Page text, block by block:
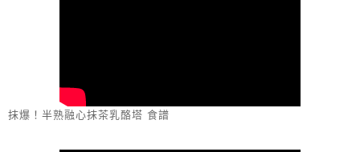
抹爆！半熟融心抹茶乳酪塔 食譜